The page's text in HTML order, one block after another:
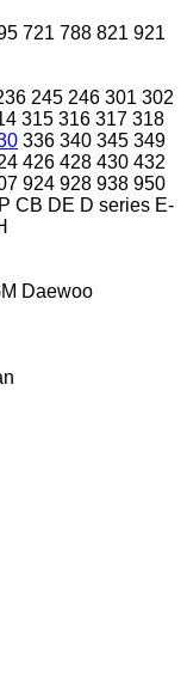
721 788 821 921
245 246 301 302
315 316 317 318
336 340 345 349
426 428 430 432
924 928 938 950
CB DE D series E-
Daewoo